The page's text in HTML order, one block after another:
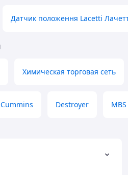
Датчик положення Lacetti
Химическая торговая сеть
Cummins Destroyer MBS